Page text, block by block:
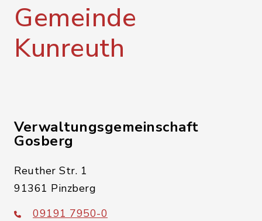
Gemeinde
Kunreuth
Verwaltungsgemeinschaft
Gosberg
Reuther Str. 1
91361 Pinzberg
09191 7950-0